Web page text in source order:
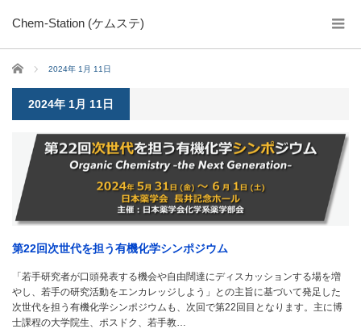
Chem-Station (ケムステ)
ホーム 2024年 1月 11日
2024年 1月 11日
第22回次世代を担う有機化学シンポジウム
「若手研究者が口頭発表する機会や自由闊達にディスカッションする場を増
やし、若手の研究活動をエンカレッジしよう」との主旨に基づいて発足した
次世代を担う有機化学シンポジウムも、次回で第22回目となります。主に博
士課程の大学院生、ポスドク、若手教…